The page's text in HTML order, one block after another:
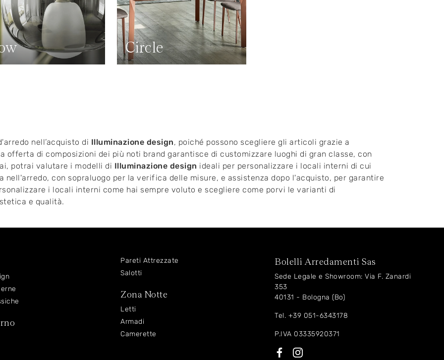
Circle
nell’acquisto di Illuminazione design, poiché possono scegliere gli articoli grazie a
offerta di composizioni dei più noti brand garantisce di customizzare luoghi di gran classe, con
potrai valutare i modelli di Illuminazione design ideali per personalizzare i locali interni di cui
nell'arredo, con sopraluogo per la verifica delle misure, e assistenza dopo l'acquisto, per garantire
i locali interni come hai sempre voluto e scegliere come porvi le varianti di
e qualità.
Pareti Attrezzate
Salotti
Zona Notte
Letti
Armadi
Camerette
Bolelli Arredamenti Sas
Sede Legale e Showroom: Via F. Zanardi
353
40131 - Bologna (Bo)
Tel. +39 051-6343178
P.IVA 03335920371